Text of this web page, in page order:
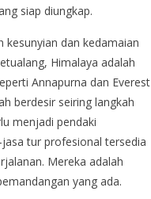
siap diungkap.
kesunyian dan kedamaian
Himalaya adalah
Annapurna dan Everest
berdesir seiring langkah
menjadi pendaki
tur profesional tersedia
Mereka adalah
yang ada.